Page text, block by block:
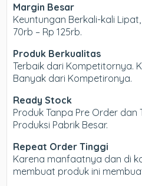
Margin Besar
Keuntungan Berkali-kali
70rb – Rp 125rb.
Produk Berkualitas
Terbaik dari Kompetitornya.
Banyak dari Kompetironya.
Ready Stock
Produk Tanpa Pre Order dan
Produksi Pabrik Besar.
Repeat Order Tinggi
Karena manfaatnya dan di
membuat produk ini